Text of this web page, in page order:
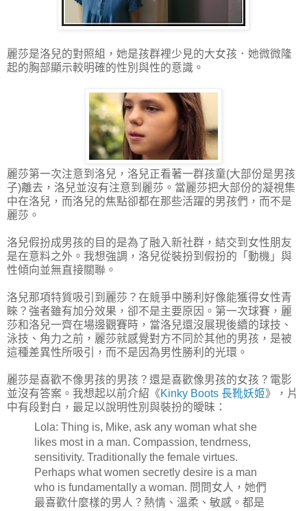
麗莎是洛兒的對照組，她是孩群裡少見的大女孩．她微微隆
起的胸部顯示較明確的性別與性的意識。
麗莎第一次注意到洛兒，洛兒正看著一群孩童(大部份是男孩
子)離去，洛兒並沒有注意到麗莎。當麗莎把大部份的凝視集
中在洛兒，而洛兒的焦點卻都在那些活躍的男孩們，而不是
麗莎。
洛兒假扮成男孩的目的是為了融入新社群，結交到女性朋友
是在意料之外。我想強調，洛兒從裝扮到假扮的「動機」與
性傾向並無直接關聯。
洛兒那項特質吸引到麗莎？在競爭中勝利好像能獲得女性青
睞？強者雖有加分效果，卻不是主要原因。第一次球賽，麗
莎和洛兒一齊在場邊觀賽時，當洛兒還沒展現後續的球技、
泳技、角力之前，麗莎就感覺對方不同於其他的男孩，是被
這種差異性所吸引，而不是因為男性勝利的光環。
麗莎是喜歡不像男孩的男孩？還是喜歡像男孩的女孩？電影
並沒有答案。我想起以前介紹《Kinky Boots 長靴妖姬》，片
中有段對白，最足以說明性別與裝扮的曖昧：
Lola: Thing is, Mike, ask any woman what she
likes most in a man. Compassion, tendrness,
sensitivity. Traditionally the female virtues.
Perhaps what women secretly desire is a man
who is fundamentally a woman. 問問女人，她們
最喜歡什麼樣的男人？熱情、溫柔、敏感。都是